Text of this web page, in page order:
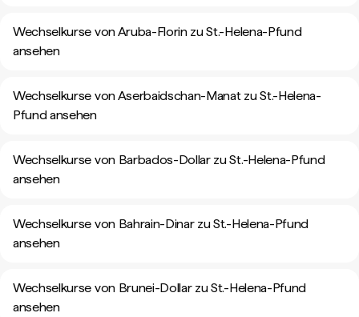
Wechselkurse von Aruba-Florin zu St.-Helena-Pfund
ansehen
Wechselkurse von Aserbaidschan-Manat zu St.-Helena-
Pfund ansehen
Wechselkurse von Barbados-Dollar zu St.-Helena-Pfund
ansehen
Wechselkurse von Bahrain-Dinar zu St.-Helena-Pfund
ansehen
Wechselkurse von Brunei-Dollar zu St.-Helena-Pfund
ansehen